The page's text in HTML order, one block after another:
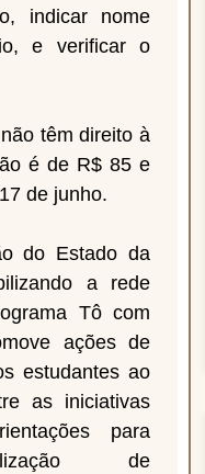
indicar nome
e verificar o
têm direito à
é de R$ 85 e
de junho.
do Estado da
a rede
Tô com
ações de
estudantes ao
as iniciativas
para
de